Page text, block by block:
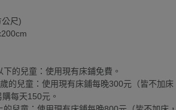
尺)
下的兒童：使用現有床鋪免費。
的兒童：使用現有床鋪每晚300元（皆不加床
每天150元。